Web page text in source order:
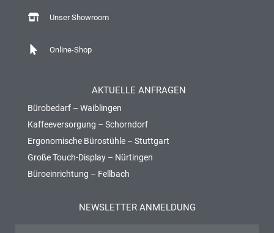
Unser Showroom
Online-Shop
AKTUELLE ANFRAGEN
Bürobedarf – Waiblingen
Kaffeeversorgung – Schorndorf
Ergonomische Bürostühle – Stuttgart
Große Touch-Display – Nürtingen
Büroeinrichtung – Fellbach
NEWSLETTER ANMELDUNG